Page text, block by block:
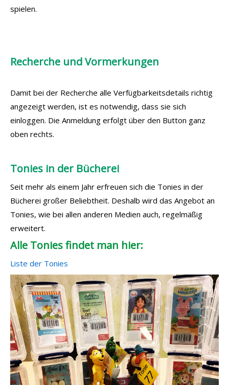
spielen.
Recherche und Vormerkungen
Damit bei der Recherche alle Verfügbarkeitsdetails richtig
angezeigt werden, ist es notwendig, dass sie sich
einloggen. Die Anmeldung erfolgt über den Button ganz
oben rechts.
Tonies in der Bücherei
Seit mehr als einem Jahr erfreuen sich die Tonies in der
Bücherei großer Beliebtheit. Deshalb wird das Angebot an
Tonies, wie bei allen anderen Medien auch, regelmäßig
erweitert.
Alle Tonies findet man hier:
Liste der Tonies